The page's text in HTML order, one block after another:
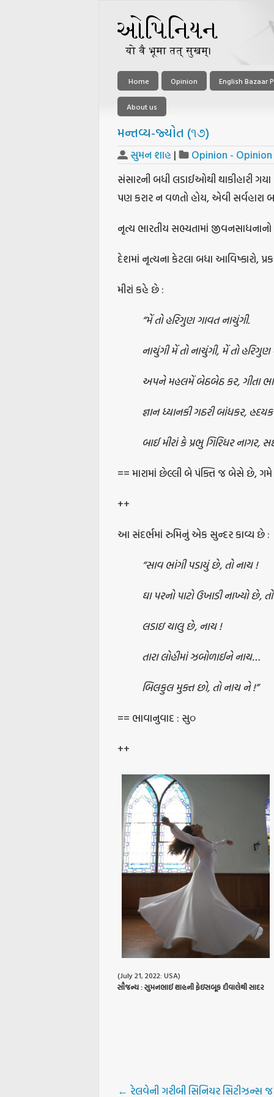
Home Opinion English Bazaar
About us
મન્તવ્ય-જ્યોત (૧૭)
સુમન શાહ | Opinion - Opinion
સંસારની બધી લડાઈઓથી થાકીહારી
પણ કરાર ન વળતો હોય, એવી
નૃત્ય ભારતીય સભ્યતામાં
દેશમાં નૃત્યના કેટલા બધા આવિષ્કારો,
મીરાં કહે છે :
“મેં તો હરિગુણ ગાવત નાચુંગી.
નાચુંગી મેં તો નાચુંગી, મેં તો
અપને મહલમેં બેઠબેઠ કર, ગીતા
જ્ઞાન ધ્યાનકી ગઠરી બાંધકર,
બાઈ મીરાં કે પ્રભુ ગિરિધર નાગર,
== મારામાં છેલ્લી બે પંક્તિ જ બેસે છે,
++
આ સંદર્ભમાં રુમિનું એક સુન્દર કાવ્ય છે :
“સાવ ભાંગી પડાયું છે, તો નાચ !
ઘા પરનો પાટો ઉખાડી નાખ્યો છે,
લડાઇ ચાલુ છે, નાચ !
તારા લોહીમાં ઝબોળાઈને નાચ…
બિલકુલ મુક્ત છો, તો નાચ ને !”
== ભાવાનુવાદ : સુ૦
++
(July 21, 2022: USA)
સૌજન્ય : સુમનભાઈ શાહની ફેઇસબૂક દીવાલેથી સાદર
← રેલવેની ગરીબી સિનિયર સિટીઝન્સ જ